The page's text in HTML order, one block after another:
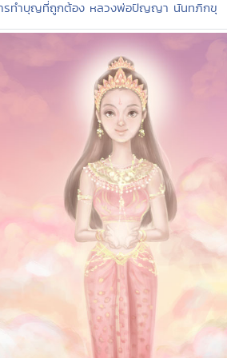
รทำบุญที่ถูกต้อง หลวงพ่อปัญญา นันทภิกขุ